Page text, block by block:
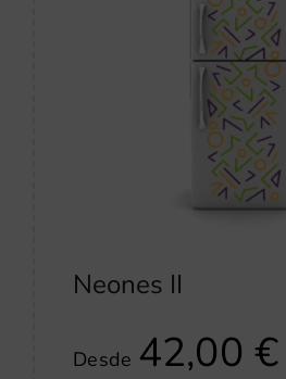
Neones II
Desde 42,00€